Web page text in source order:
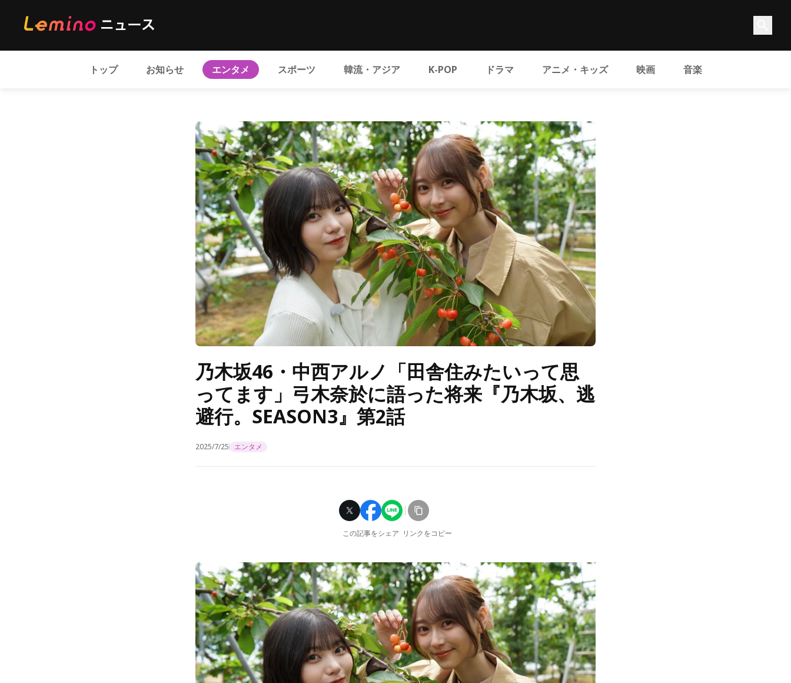
トップ お知らせ エンタメ スポーツ 韓流・アジア K-POP ドラマ アニメ・キッズ 映画 音楽
乃木坂46・中西アルノ「田舎住みたいって思
ってます」弓木奈於に語った将来『乃木坂、逃
避行。SEASON3』第2話
2025/7/25 エンタメ
この記事をシェア リンクをコピー